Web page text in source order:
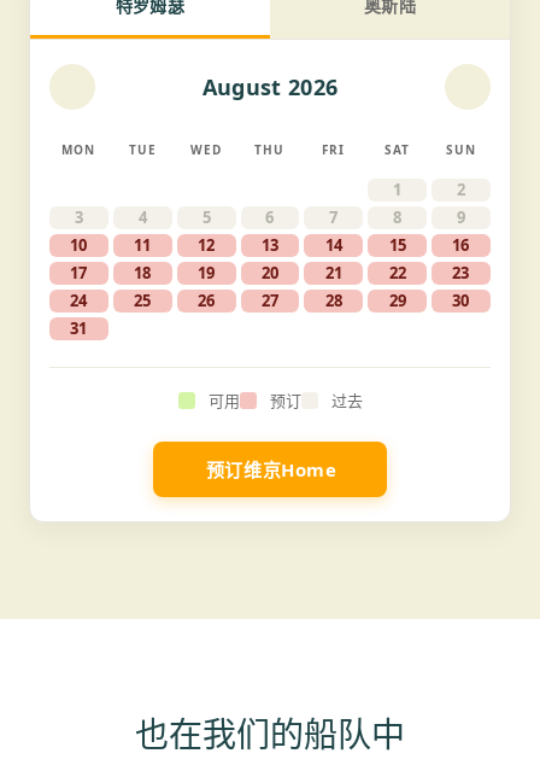
特罗姆瑟 奥斯陆
August 2026
MON TUE WED THU FRI SAT SUN
1
2
3
4 5 6 7 8
9
10
11 12 13 14 15
16
17
18 19 20 21 22
23
24
25 26 27 28 29
30
31
可用 预订 过去
预订维京Home
也在我们的船队中